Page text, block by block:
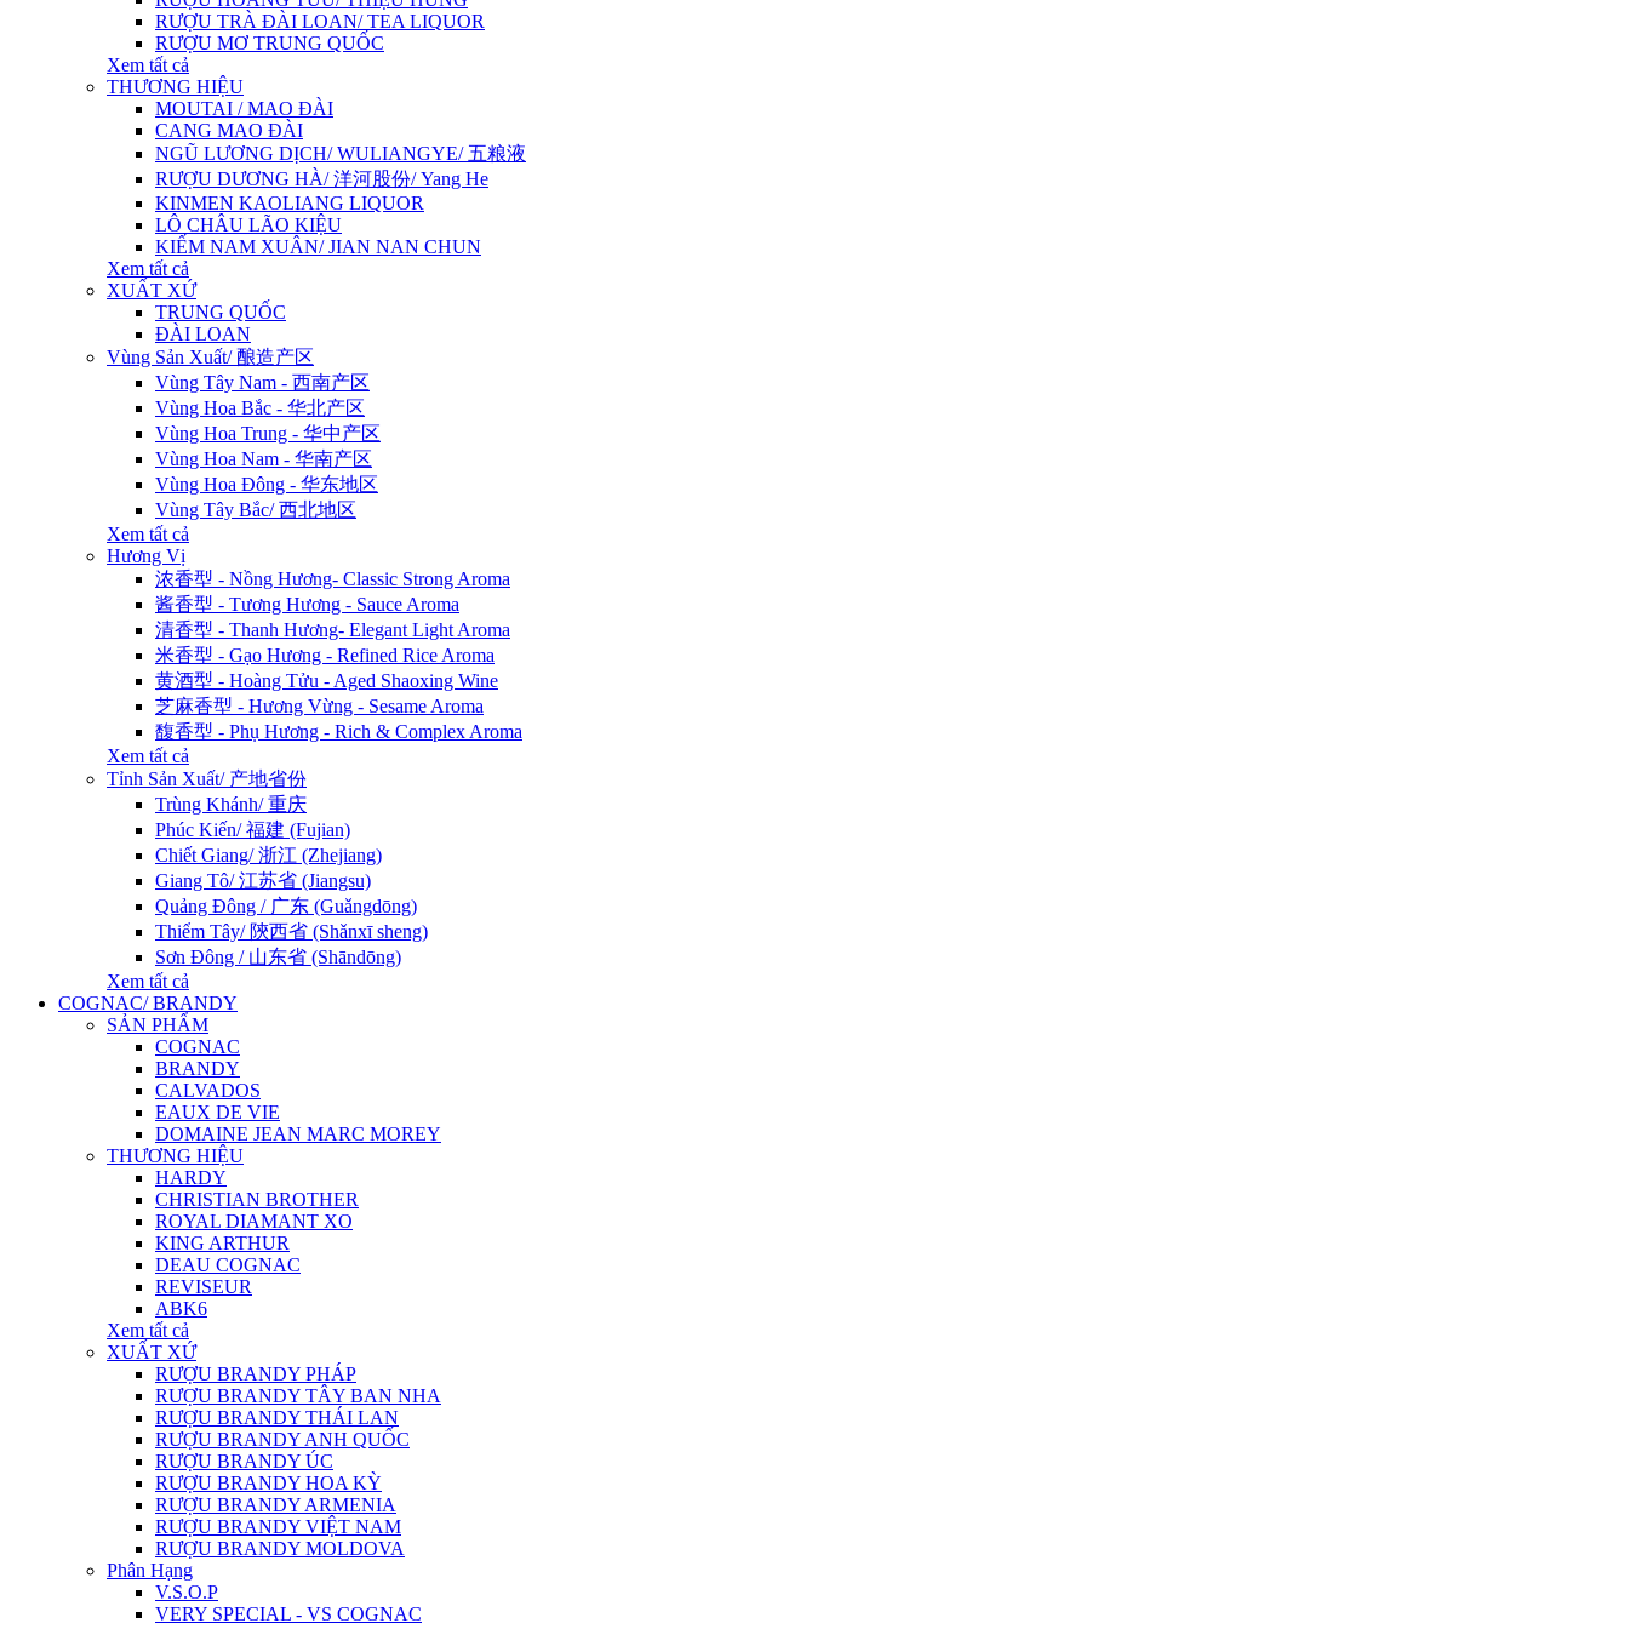
RƯỢU TRÀ ĐÀI LOAN/ TEA LIQUOR
RƯỢU MƠ TRUNG QUỐC
Xem tất cả
THƯƠNG HIỆU
MOUTAI / MAO ĐÀI
CANG MAO ĐÀI
NGŨ LƯƠNG DỊCH/ WULIANGYE/ 五粮液
RƯỢU DƯƠNG HÀ/ 洋河股份/ Yang He
KINMEN KAOLIANG LIQUOR
LÔ CHÂU LÃO KIỆU
KIẾM NAM XUÂN/ JIAN NAN CHUN
Xem tất cả
XUẤT XỨ
TRUNG QUỐC
ĐÀI LOAN
Vùng Sản Xuất/ 酿造产区
Vùng Tây Nam - 西南产区
Vùng Hoa Bắc - 华北产区
Vùng Hoa Trung - 华中产区
Vùng Hoa Nam - 华南产区
Vùng Hoa Đông - 华东地区
Vùng Tây Bắc/ 西北地区
Xem tất cả
Hương Vị
浓香型 - Nồng Hương- Classic Strong Aroma
酱香型 - Tương Hương - Sauce Aroma
清香型 - Thanh Hương- Elegant Light Aroma
米香型 - Gạo Hương - Refined Rice Aroma
黄酒型 - Hoàng Tửu - Aged Shaoxing Wine
芝麻香型 - Hương Vừng - Sesame Aroma
馥香型 - Phụ Hương - Rich & Complex Aroma
Xem tất cả
Tỉnh Sản Xuất/ 产地省份
Trùng Khánh/ 重庆
Phúc Kiến/ 福建 (Fujian)
Chiết Giang/ 浙江 (Zhejiang)
Giang Tô/ 江苏省 (Jiangsu)
Quảng Đông / 广东 (Guǎngdōng)
Thiểm Tây/ 陝西省 (Shǎnxī sheng)
Sơn Đông / 山东省 (Shāndōng)
Xem tất cả
COGNAC/ BRANDY
SẢN PHẨM
COGNAC
BRANDY
CALVADOS
EAUX DE VIE
DOMAINE JEAN MARC MOREY
THƯƠNG HIỆU
HARDY
CHRISTIAN BROTHER
ROYAL DIAMANT XO
KING ARTHUR
DEAU COGNAC
REVISEUR
ABK6
Xem tất cả
XUẤT XỨ
RƯỢU BRANDY PHÁP
RƯỢU BRANDY TÂY BAN NHA
RƯỢU BRANDY THÁI LAN
RƯỢU BRANDY ANH QUỐC
RƯỢU BRANDY ÚC
RƯỢU BRANDY HOA KỲ
RƯỢU BRANDY ARMENIA
RƯỢU BRANDY VIỆT NAM
RƯỢU BRANDY MOLDOVA
Phân Hạng
V.S.O.P
VERY SPECIAL - VS COGNAC